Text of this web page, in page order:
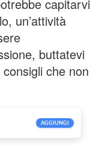
capitarvi
un’attività
buttatevi
che non
AGGIUNGI